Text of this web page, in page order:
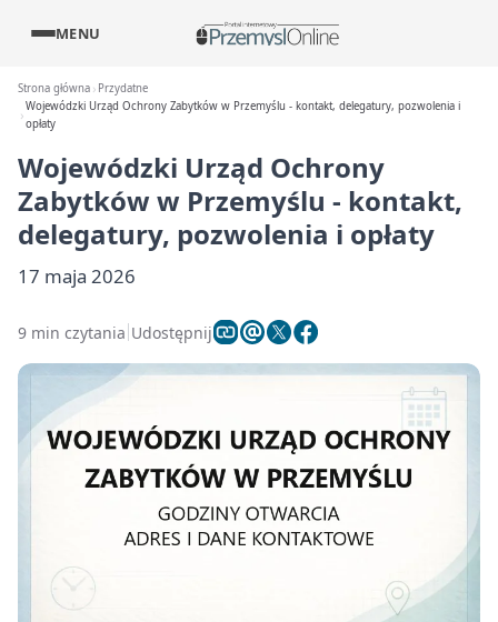
MENU
Strona główna
Przydatne
Wojewódzki Urząd Ochrony Zabytków w Przemyślu - kontakt, delegatury, pozwolenia i
opłaty
Wojewódzki Urząd Ochrony
Zabytków w Przemyślu - kontakt,
delegatury, pozwolenia i opłaty
17 maja 2026
9 min czytania Udostępnij